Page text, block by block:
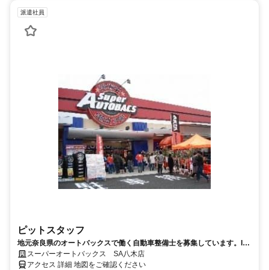
派遣社員
ピットスタッフ
地元奈良県のオートバックスで働く自動車整備士を募集しています。I・
Uターン歓迎！
スーパーオートバックス SA八木店
アクセス 詳細 地図をご確認ください